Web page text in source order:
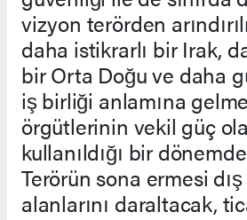
vizyon terörden
daha istikrarlı bir Irak,
bir Orta Doğu ve daha
iş birliği anlamına
örgütlerinin vekil güç
kullanıldığı bir
Terörün sona ermesi
alanlarını daraltacak,